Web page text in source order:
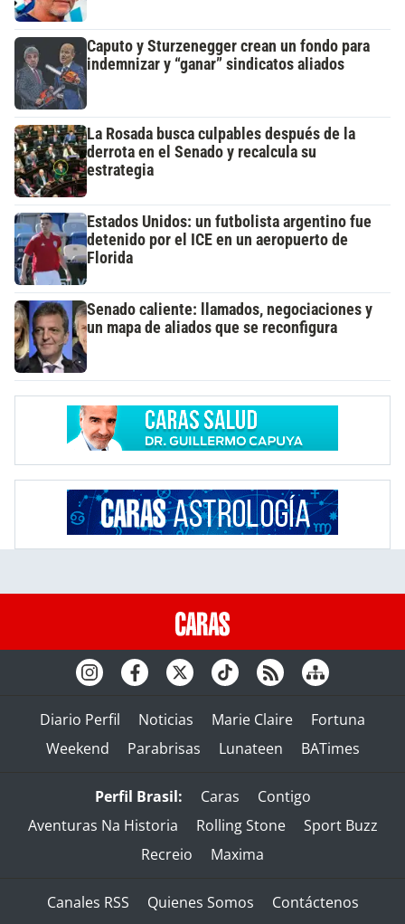
Caputo y Sturzenegger crean un fondo para
indemnizar y “ganar” sindicatos aliados
La Rosada busca culpables después de la
derrota en el Senado y recalcula su
estrategia
Estados Unidos: un futbolista argentino fue
detenido por el ICE en un aeropuerto de
Florida
Senado caliente: llamados, negociaciones y
un mapa de aliados que se reconfigura
Diario Perfil Noticias Marie Claire
Fortuna
Weekend
Parabrisas Lunateen BATimes
Perfil Brasil: Caras
Contigo
Aventuras Na Historia
Rolling Stone
Sport Buzz
Recreio
Maxima
Canales RSS Quienes Somos
Contáctenos